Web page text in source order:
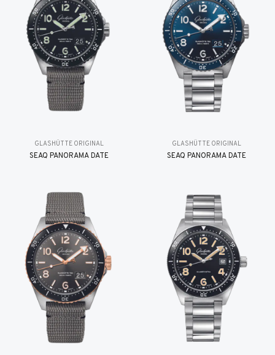
GLASHÜTTE ORIGINAL
SEAQ PANORAMA DATE
GLASHÜTTE ORIGINAL
SEAQ PANORAMA DATE